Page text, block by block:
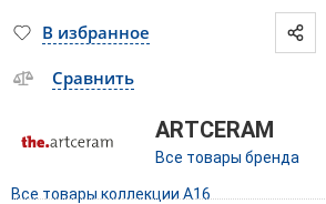
В избранное
Сравнить
ARTCERAM
Все товары бренда
Все товары коллекции A16